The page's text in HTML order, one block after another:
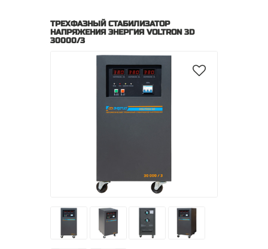
ТРЕХФАЗНЫЙ СТАБИЛИЗАТОР
НАПРЯЖЕНИЯ ЭНЕРГИЯ VOLTRON 3D
30000/3